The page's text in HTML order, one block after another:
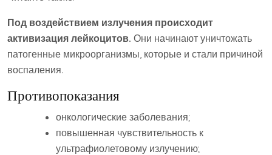
Под воздействием излучения происходит
активизация лейкоцитов. Они начинают уничтожать
патогенные микроорганизмы, которые и стали причиной
воспаления.
Противопоказания
онкологические заболевания;
повышенная чувствительность к
ультрафиолетовому излучению;